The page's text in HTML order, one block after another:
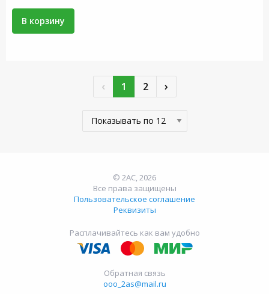
В корзину
‹ 1 2 ›
© 2АС, 2026
Все права защищены
Пользовательское соглашение
Реквизиты
Расплачивайтесь как вам удобно
Обратная связь
ooo_2as@mail.ru